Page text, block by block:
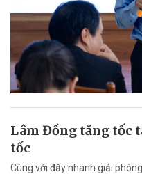
Lâm Đồng tăng tốc
tốc
Cùng với đẩy nhanh giải